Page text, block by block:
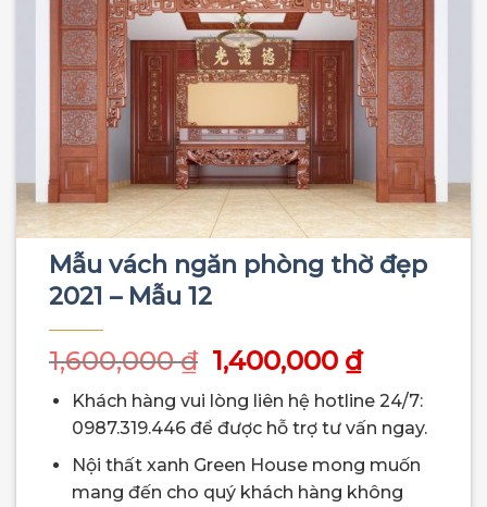
Mẫu vách ngăn phòng thờ đẹp
2021 – Mẫu 12
1,600,000₫ Giá
là:
1,600,000 ₫.
1,400,000 ₫Giá
hiện
tại
là:
Khách hàng vui lòng liên hệ hotline 24/7:
0987.319.446 để được hỗ trợ tư vấn ngay.
Nội thất xanh Green House mong muốn
mang đến cho quý khách hàng không